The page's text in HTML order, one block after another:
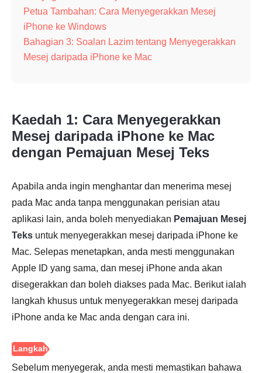
Petua Tambahan: Cara Menyegerakkan Mesej
iPhone ke Windows
Bahagian 3: Soalan Lazim tentang Menyegerakkan
Mesej daripada iPhone ke Mac
Kaedah 1: Cara Menyegerakkan
Mesej daripada iPhone ke Mac
dengan Pemajuan Mesej Teks
Apabila anda ingin menghantar dan menerima mesej
pada Mac anda tanpa menggunakan perisian atau
aplikasi lain, anda boleh menyediakan Pemajuan Mesej
Teks untuk menyegerakkan mesej daripada iPhone ke
Mac. Selepas menetapkan, anda mesti menggunakan
Apple ID yang sama, dan mesej iPhone anda akan
disegerakkan dan boleh diakses pada Mac. Berikut ialah
langkah khusus untuk menyegerakkan mesej daripada
iPhone anda ke Mac anda dengan cara ini.
Sebelum menyegerak, anda mesti memastikan bahawa